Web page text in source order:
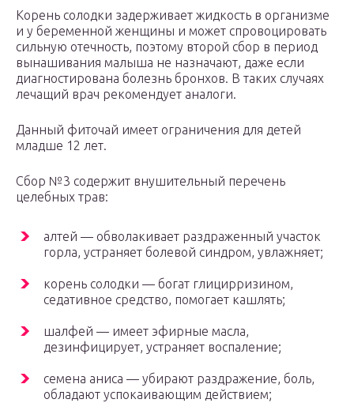
Корень солодки задерживает жидкость в организме
и у беременной женщины и может спровоцировать
сильную отечность, поэтому второй сбор в период
вынашивания малыша не назначают, даже если
диагностирована болезнь бронхов. В таких случаях
лечащий врач рекомендует аналоги.
Данный фиточай имеет ограничения для детей
младше 12 лет.
Сбор №3 содержит внушительный перечень
целебных трав:
алтей — обволакивает раздраженный участок
горла, устраняет болевой синдром, увлажняет;
корень солодки — богат глицирризином,
седативное средство, помогает кашлять;
шалфей — имеет эфирные масла,
дезинфицирует, устраняет воспаление;
семена аниса — убирают раздражение, боль,
обладают успокаивающим действием;